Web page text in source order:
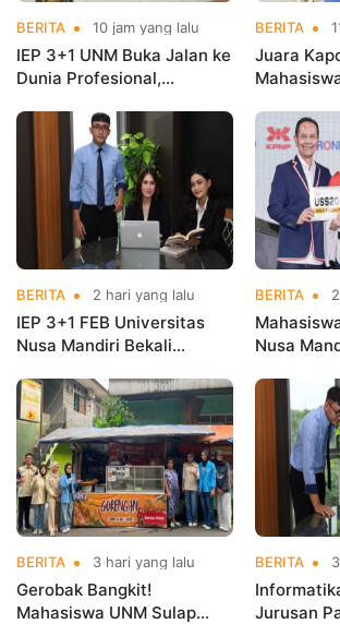
BERITA 10 jam yang lalu
IEP 3+1 UNM Buka Jalan ke
Dunia Profesional,
Kementerian Koperasi
BERITA
Juara
Nama
BERITA 2 hari yang lalu
IEP 3+1 FEB Universitas
Nusa Mandiri Bekali
Kerja Sebelum Lulus
BERITA
Nusa
Indonesia
BERITA 3 hari yang lalu
Gerobak Bangkit!
Mahasiswa UNM Sulap
BERITA
Jurusan